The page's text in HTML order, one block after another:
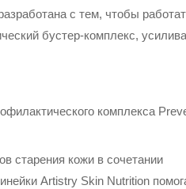
с тем, чтобы
бустер-комплекс,
комплекса
старения кожи в сочетании
Artistry Skin Nutrition